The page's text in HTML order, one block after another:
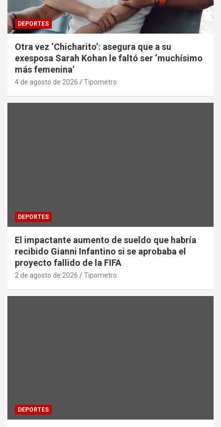
DEPORTES
Otra vez ‘Chicharito’: asegura que a su
exesposa Sarah Kohan le faltó ser ‘muchísimo
más femenina’
4 de agosto de 2026 Tipometro
DEPORTES
El impactante aumento de sueldo que habría
recibido Gianni Infantino si se aprobaba el
proyecto fallido de la FIFA
2 de agosto de 2026 Tipometro
DEPORTES